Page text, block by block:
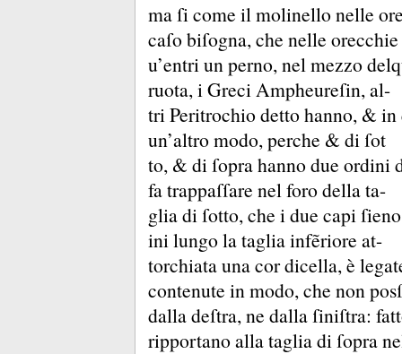
ma ſi come il molinello nelle
caſo biſogna, che nelle orecchie
u’entri un perno, nel mezzo
ruota, i Greci Ampheureſin, al-
tri Peritrochio detto hanno, & in
un’altro modo, perche & di ſot
to, & di ſopra hanno due
fa trappaſſare nel foro della ta-
glia di ſotto, che i due capi
ini lungo la taglia infẽriore at-
torchiata una cor dicella, è
contenute in modo, che non
dalla deſtra, ne dalla ſiniſtra:
ripportano alla taglia di ſopra